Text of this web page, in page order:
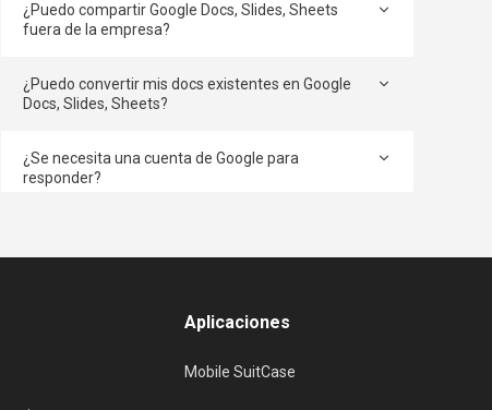
¿Puedo compartir Google Docs, Slides, Sheets
fuera de la empresa?
¿Puedo convertir mis docs existentes en Google
Docs, Slides, Sheets?
¿Se necesita una cuenta de Google para
responder?
¿Puedo acceder al correo electrónico y archivos
Aplicaciones
Mobile SuitCase